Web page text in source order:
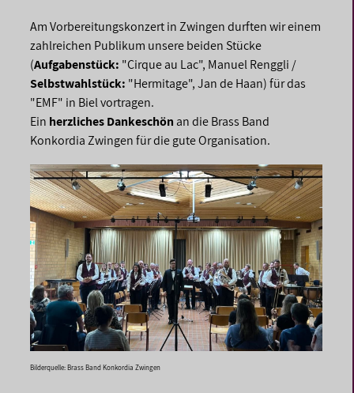
Am Vorbereitungskonzert in Zwingen durften wir einem
zahlreichen Publikum unsere beiden Stücke
(Aufgabenstück: "Cirque au Lac", Manuel Renggli /
Selbstwahlstück: "Hermitage", Jan de Haan)für das
"EMF" in Biel vortragen.
Ein herzliches Dankeschön an die Brass Band
Konkordia Zwingen für die gute Organisation.
Bilderquelle: Brass Band Konkordia Zwingen